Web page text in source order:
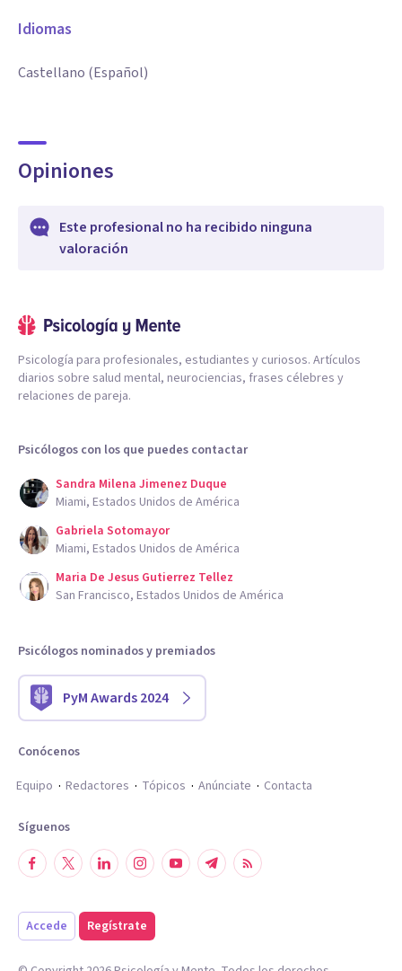
Idiomas
Castellano (Español)
Opiniones
Este profesional no ha recibido ninguna
valoración
Psicología para profesionales, estudiantes y curiosos. Artículos
diarios sobre salud mental, neurociencias, frases célebres y
relaciones de pareja.
Psicólogos con los que puedes contactar
Sandra Milena Jimenez Duque
Miami, Estados Unidos de América
Gabriela Sotomayor
Miami, Estados Unidos de América
Maria De Jesus Gutierrez Tellez
San Francisco, Estados Unidos de América
Psicólogos nominados y premiados
PyM Awards 2024
Conócenos
Equipo
Redactores Tópicos Anúnciate Contacta
Síguenos
Accede Regístrate